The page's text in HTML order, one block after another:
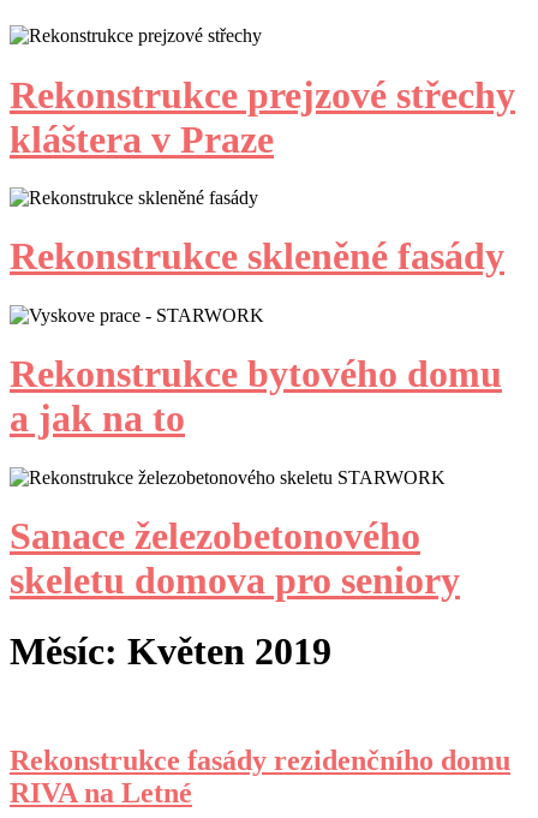
Rekonstrukce prejzové střechy
kláštera v Praze
Rekonstrukce skleněné fasády
Rekonstrukce bytového domu
a jak na to
Sanace železobetonového
skeletu domova pro seniory
Měsíc: Květen 2019
Rekonstrukce fasády rezidenčního domu
RIVA na Letné